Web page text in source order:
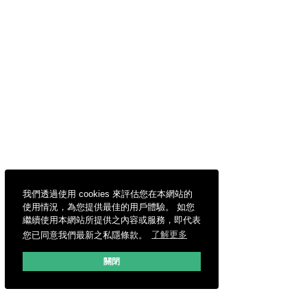
我們透過使用 cookies 來評估您在本網站的
使用情況，為您提供最佳的用戶體驗。 如您
繼續使用本網站所提供之內容或服務，即代表
您已同意我們最新之私隱條款。
了解更多
關閉